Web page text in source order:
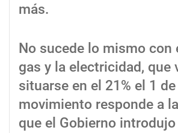
más.
No sucede lo mismo con
gas y la electricidad, que
situarse en el 21% el 1
movimiento responde a
que el Gobierno